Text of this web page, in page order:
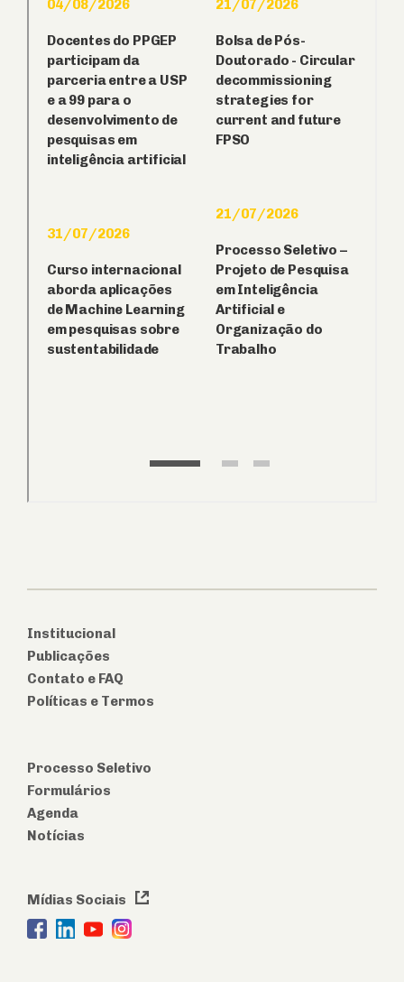
Institucional
Publicações
Contato e FAQ
Políticas e Termos
Processo Seletivo
Formulários
Agenda
Notícias
Mídias Sociais